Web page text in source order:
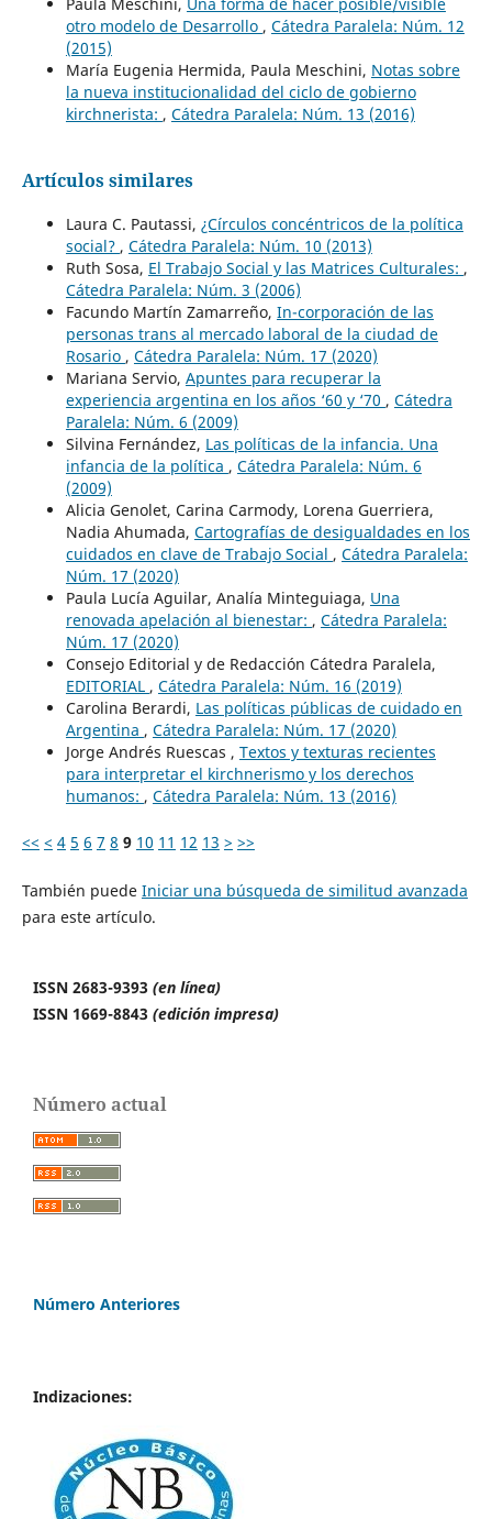
otro modelo de Desarrollo , Cátedra Paralela: Núm. 12
(2015)
María Eugenia Hermida, Paula Meschini, Notas sobre
la nueva institucionalidad del ciclo de gobierno
kirchnerista: , Cátedra Paralela: Núm. 13 (2016)
Artículos similares
Laura C. Pautassi, ¿Círculos concéntricos de la política
social? , Cátedra Paralela: Núm. 10 (2013)
Ruth Sosa, El Trabajo Social y las Matrices Culturales: ,
Cátedra Paralela: Núm. 3 (2006)
Facundo Martín Zamarreño, In-corporación de las
personas trans al mercado laboral de la ciudad de
Rosario , Cátedra Paralela: Núm. 17 (2020)
Mariana Servio, Apuntes para recuperar la
experiencia argentina en los años ‘60 y ‘70 , Cátedra
Paralela: Núm. 6 (2009)
Silvina Fernández, Las políticas de la infancia. Una
infancia de la política , Cátedra Paralela: Núm. 6
(2009)
Alicia Genolet, Carina Carmody, Lorena Guerriera,
Nadia Ahumada, Cartografías de desigualdades en los
cuidados en clave de Trabajo Social , Cátedra Paralela:
Núm. 17 (2020)
Paula Lucía Aguilar, Analía Minteguiaga, Una
renovada apelación al bienestar: , Cátedra Paralela:
Núm. 17 (2020)
Consejo Editorial y de Redacción Cátedra Paralela,
EDITORIAL , Cátedra Paralela: Núm. 16 (2019)
Carolina Berardi, Las políticas públicas de cuidado en
Argentina , Cátedra Paralela: Núm. 17 (2020)
Jorge Andrés Ruescas , Textos y texturas recientes
para interpretar el kirchnerismo y los derechos
humanos: , Cátedra Paralela: Núm. 13 (2016)
<< < 4 5 6 7 8 9 10 11 12 13 > >>
También puede Iniciar una búsqueda de similitud avanzada
para este artículo.
ISSN 2683-9393 (en línea)
ISSN 1669-8843 (edición impresa)
Número actual
Número Anteriores
Indizaciones: